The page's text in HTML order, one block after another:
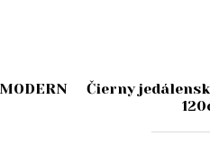
Čierny